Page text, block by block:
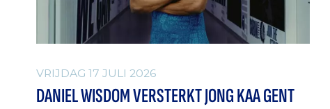
VRIJDAG 17 JULI 2026
DANIEL WISDOM VERSTERKT JONG KAA GENT